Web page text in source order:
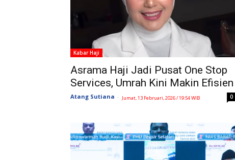
Kabar Haji
Asrama Haji Jadi Pusat One Stop
Services, Umrah Kini Makin Efisien
Atang Sutiana - Jumat, 13 Februari, 2026 / 19:54 WIB 0